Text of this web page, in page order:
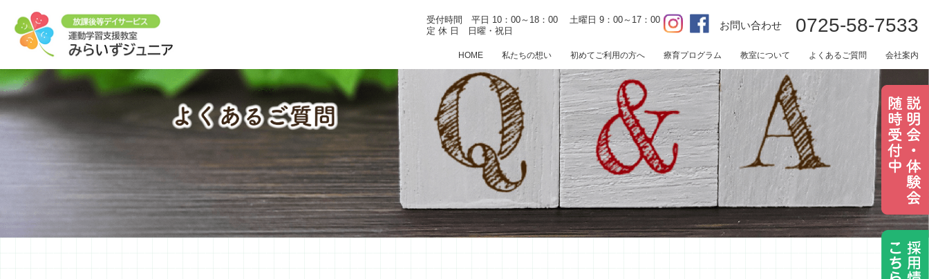
HOME 私たちの想い 初めてご利用の方へ 療育プログラム 教室について よくあるご質問 会社案内
受付時間 平日 10：00～18：00 土曜日 9：00～17：00
定 休 日 日曜・祝日
お問い合わせ 0725-58-7533